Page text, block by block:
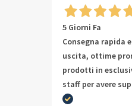
5 Giorni Fa
Consegna rapida
uscita, ottime
prodotti in
staff per avere